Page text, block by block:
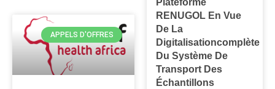
APPELS D'OFFRES
Plateforme
RENUGOL En Vue
De La
Digitalisationcomplète
Du Système De
Transport Des
Échantillons